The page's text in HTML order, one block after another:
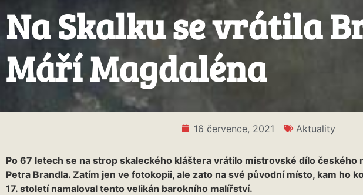
Na Skalku se vrátila
Máří Magdaléna
16 července, 2021 Aktuality
Po 67 letech se na strop skaleckého kláštera vrátilo mistrovské dílo českého
Petra Brandla. Zatím jen ve fotokopii, ale zato na své původní místo, kam ho
17. století namaloval tento velikán barokního malířství.